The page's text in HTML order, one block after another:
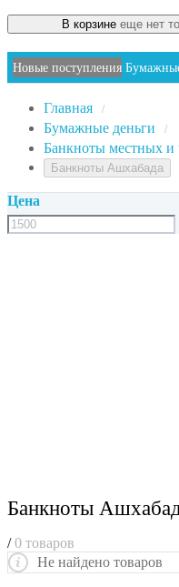
В корзине еще нет
Новые поступления
Главная /
Бумажные деньги /
Банкноты местных и
Банкноты Ашхабада
Цена
Банкноты
/ 0 товаров
Не найдено товаров